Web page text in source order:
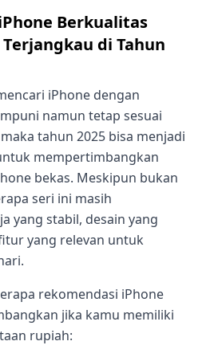
Berkualitas
di Tahun
iPhone dengan
namun tetap sesuai
tahun 2025 bisa menjadi
mempertimbangkan
bekas. Meskipun bukan
seri ini masih
yang stabil, desain yang
yang relevan untuk
rekomendasi iPhone
jika kamu memiliki
rupiah: